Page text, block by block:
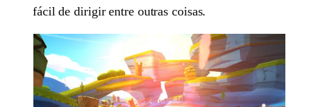
fácil de dirigir entre outras coisas.